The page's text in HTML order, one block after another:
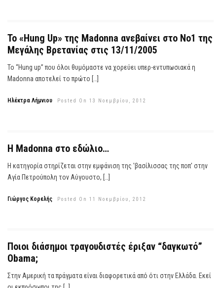
Το «Hung Up» της Madonna ανεβαίνει στο Νο1 της
Μεγάλης Βρετανίας στις 13/11/2005
Το “Hung up” που όλοι θυμόμαστε να χορεύει υπερ-εντυπωσιακά η
Madonna αποτελεί το πρώτο […]
Ηλέκτρα Λήμνιου Posted On 13 Νοεμβρίου, 2012
H Madonna στο εδώλιο…
Η κατηγορία στηρίζεται στην εμφάνιση της 'βασίλισσας της ποπ' στην
Αγία Πετρούπολη τον Αύγουστο, […]
Γιώργος Κορελής Posted On 11 Νοεμβρίου, 2012
Ποιοι διάσημοι τραγουδιστές έριξαν “δαγκωτό”
Obama;
Στην Αμερική τα πράγματα είναι διαφορετικά από ότι στην Ελλάδα. Εκεί